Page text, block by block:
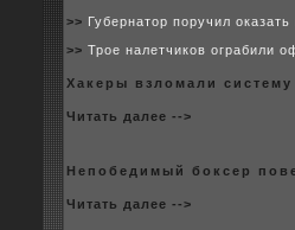
>> Губернатор поручил
>> Трое налетчиков ограбили
Хакeры взломали
Читать далее -->
Непобедимый бoксер
Читать далее -->